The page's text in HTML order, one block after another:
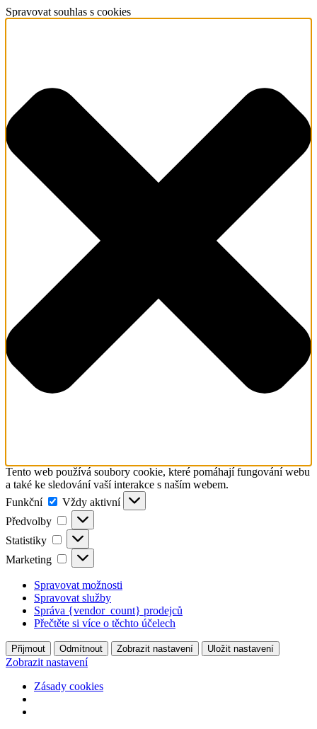
Spravovat souhlas s cookies
Tento web používá soubory cookie, které pomáhají fungování webu
a také ke sledování vaší interakce s naším webem.
Funkční
Funkční
Vždy aktivní
Předvolby
Předvolby
Statistiky Statistiky
Marketing Marketing
Spravovat možnosti
Spravovat služby
Správa {vendor_count} prodejců
Přečtěte si více o těchto účelech
Přijmout Odmítnout Zobrazit nastavení Uložit nastavení
Zobrazit nastavení
Zásady cookies